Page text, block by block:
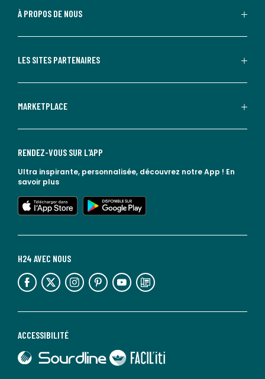
À PROPOS DE NOUS
LES SITES PARTENAIRES
MARKETPLACE
ACCESSIBILITÉ
lien vers Sourdline
lien vers Faciliti
H24 AVEC NOUS
lien vers l'espace réseaux sociaux lien vers l'espace réseaux sociaux lien vers l'espace réseaux sociaux lien vers l'espace réseaux sociaux lien vers l'espace réseaux sociaux lien vers le blog la redoute
RENDEZ-VOUS SUR L'APP
Ultra inspirante, personnalisée, découvrez notre App ! En
savoir plus
lien vers l'app store
lien vers google play